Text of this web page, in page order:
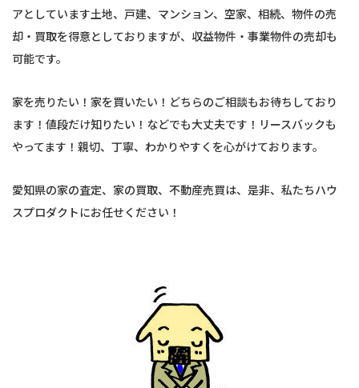
アとしています土地、戸建、マンション、空家、相続、物件の売
却・買取を得意としておりますが、収益物件・事業物件の売却も
可能です。
家を売りたい！家を買いたい！どちらのご相談もお待ちしており
ます！値段だけ知りたい！などでも大丈夫です！リースバックも
やってます！親切、丁寧、わかりやすくを心がけております。
愛知県の家の査定、家の買取、不動産売買は、是非、私たちハウ
スプロダクトにお任せください！